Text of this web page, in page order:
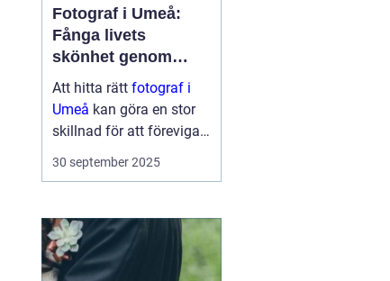
Fotograf i Umeå:
Fånga livets
skönhet genom
linsen
Att hitta rätt fotograf i
Umeå kan göra en stor
skillnad för att föreviga
minnesvärda ögonblick i
ditt liv. En engagerad
fånga de stunder so...
30 september 2025